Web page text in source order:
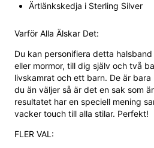
Ärtlänkskedja i Sterling Silver
Varför Alla Älskar Det:
Du kan personifiera detta
eller mormor, till dig själv och två
livskamrat och ett barn. De är
du än väljer så är det en sak som
resultatet har en speciell mening
vacker touch till alla stilar. Perfekt!
FLER VAL: